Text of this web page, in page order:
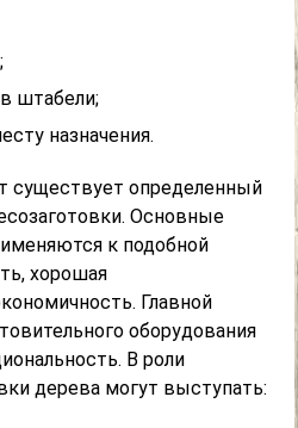
штабели;
назначения.
существует определенный
Основные
к подобной
хорошая
Главной
оборудования
В роли
дерева могут выступать: